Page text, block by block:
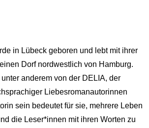
in Lübeck geboren und lebt mit ihrer
Dorf nordwestlich von Hamburg.
unter anderem von der DELIA, der
Liebesromanautorinnen
sein bedeutet für sie, mehrere Leben
die Leser*innen mit ihren Worten zu